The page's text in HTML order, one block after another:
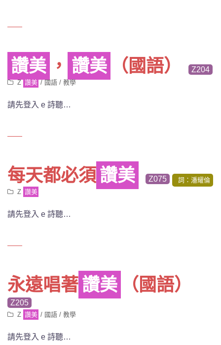
讚美 ， 讚美 （國語） Z204
Z 讚美 / 國語 /教學
請先登入 e 詩聽…
每天都必須讚美 Z075
詞：潘耀倫
Z 讚美
請先登入 e 詩聽…
永遠唱著讚美 （國語）
Z205
Z 讚美 / 國語 /教學
請先登入 e 詩聽…